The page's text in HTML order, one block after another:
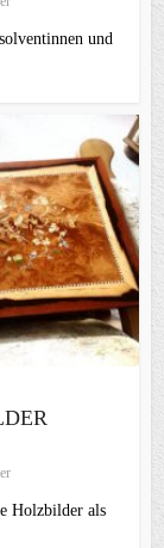
und
Holzbilder als